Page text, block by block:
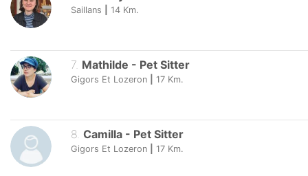
Saillans 14 Km.
7. Mathilde - Pet Sitter
Gigors Et Lozeron 17 Km.
8. Camilla - Pet Sitter
Gigors Et Lozeron 17 Km.